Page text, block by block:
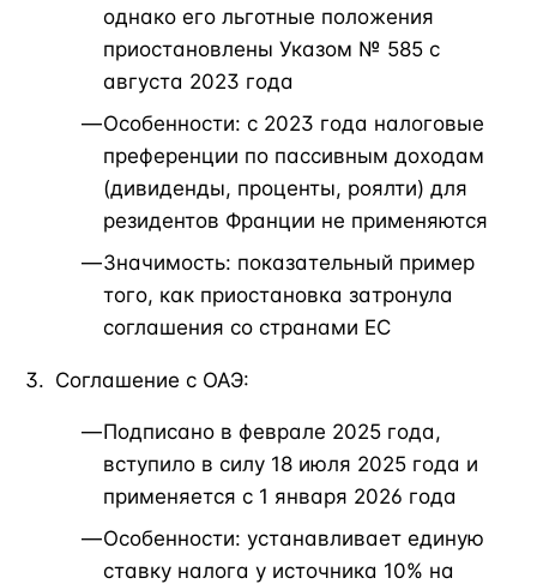
однако его льготные положения
приостановлены Указом № 585 с
августа 2023 года
Особенности: с 2023 года налоговые
преференции по пассивным доходам
(дивиденды, проценты, роялти) для
резидентов Франции не применяются
Значимость: показательный пример
того, как приостановка затронула
соглашения со странами ЕС
Соглашение с ОАЭ:
Подписано в феврале 2025 года,
вступило в силу 18 июля 2025 года и
применяется с 1 января 2026 года
Особенности: устанавливает единую
ставку налога у источника 10% на